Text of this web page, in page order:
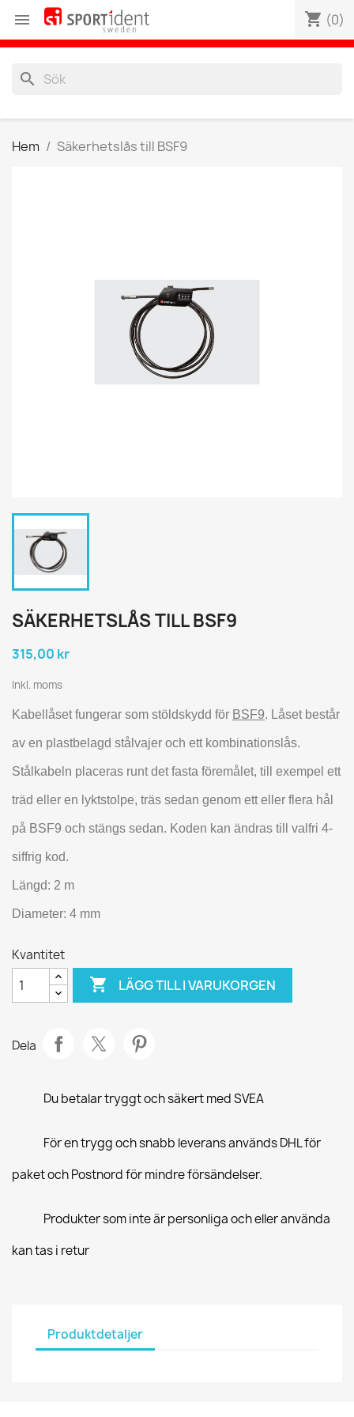
 shopping_cart (0)
search
Hem Säkerhetslås till BSF9
SÄKERHETSLÅS TILL BSF9
315,00 kr
Inkl. moms
Kabellåset fungerar som stöldskydd för BSF9. Låset består
av en plastbelagd stålvajer och ett kombinationslås.
Stålkabeln placeras runt det fasta föremålet, till exempel ett
träd eller en lyktstolpe, träs sedan genom ett eller flera hål
på BSF9 och stängs sedan. Koden kan ändras till valfri 4-
siffrig kod.
Längd: 2 m
Diameter: 4 mm
Kvantitet
 LÄGG TILL I VARUKORGEN
Dela
Du betalar tryggt och säkert med SVEA
För en trygg och snabb leverans används DHL för
paket och Postnord för mindre försändelser.
Produkter som inte är personliga och eller använda
kan tas i retur
Produktdetaljer